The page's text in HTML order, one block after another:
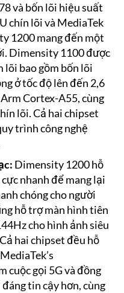
và bốn lõi hiệu suất
chín lõi và MediaTek
1200 mang đến một
Dimensity 1100 được
lõi bao gồm bốn lõi
ở tốc độ lên đến 2,6
Cortex-A55, cùng
lõi. Cả hai chipset
trình công nghệ
Dimensity 1200 hỗ
nhanh để mang lại
chóng cho người
hỗ trợ màn hình tiên
cho hình ảnh siêu
hai chipset đều hỗ
cuộc gọi 5G và đồng
tin cậy hơn, cùng